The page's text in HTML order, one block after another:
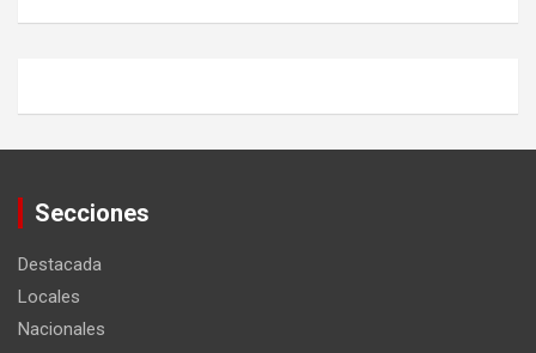
Secciones
Destacada
Locales
Nacionales